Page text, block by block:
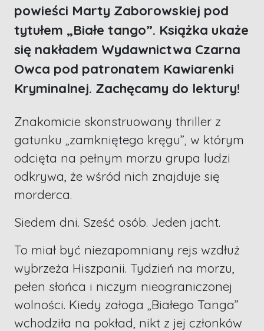
powieści Marty Zaborowskiej pod
tytułem „Białe tango”. Książka ukaże
się nakładem Wydawnictwa Czarna
Owca pod patronatem Kawiarenki
Kryminalnej. Zachęcamy do lektury!
Znakomicie skonstruowany thriller z
gatunku „zamkniętego kręgu”, w którym
odcięta na pełnym morzu grupa ludzi
odkrywa, że wśród nich znajduje się
morderca.
Siedem dni. Sześć osób. Jeden jacht.
To miał być niezapomniany rejs wzdłuż
wybrzeża Hiszpanii. Tydzień na morzu,
pełen słońca i niczym nieograniczonej
wolności. Kiedy załoga „Białego Tanga”
wchodziła na pokład, nikt z jej członków